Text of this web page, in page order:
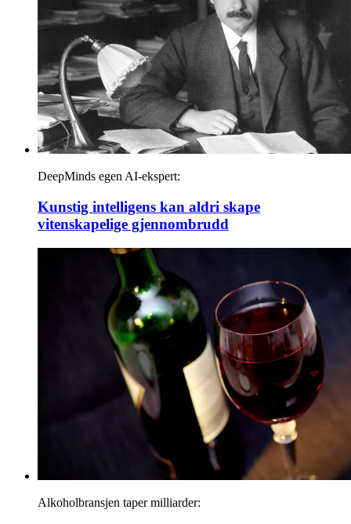
DeepMinds egen AI-ekspert:
Kunstig intelligens kan aldri skape
vitenskapelige gjennombrudd
Alkoholbransjen taper milliarder: